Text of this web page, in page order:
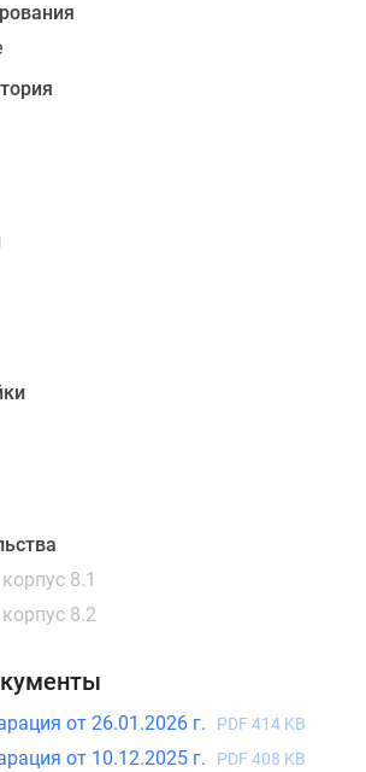
корпус 8.1
корпус 8.2
от 26.01.2026 г. PDF 414 KB
от 10.12.2025 г. PDF 408 KB